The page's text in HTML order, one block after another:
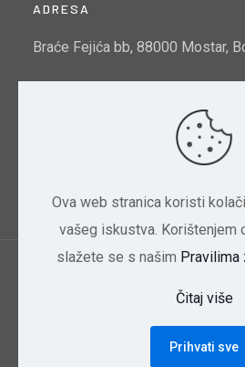
ADRESA
Braće Fejića bb, 88000 Mostar,
Indeks kvalitete zraka u Mostaru:
HNK/HNŽ | 2024
Ova web stranica koristi
vašeg iskustva. Korištenjem
slažete se s našim Pravilima
Čitaj više
Prihvati sve